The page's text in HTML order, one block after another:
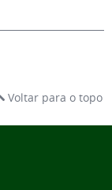
Voltar para o topo